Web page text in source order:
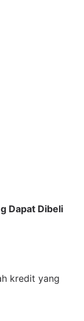
Dapat Dibeli
kredit yang